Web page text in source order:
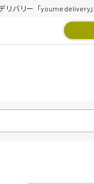
リバリー「youme delivery」